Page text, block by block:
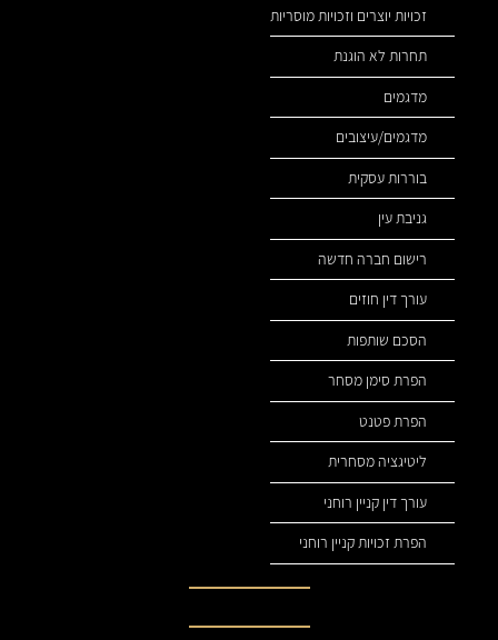
זכויות יוצרים וזכויות מוסריות
תחרות לא הוגנת
מדגמים
מדגמים/עיצובים
בוררות עסקית
גניבת עין
רישום חברה חדשה
עורך דין חוזים
הסכם שותפות
הפרת סימן מסחר
הפרת פטנט
ליטיגציה מסחרית
עורך דין קניין רוחני
הפרת זכויות קניין רוחני